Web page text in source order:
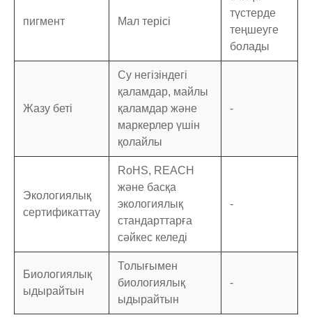
пигмент Мал терісі
түстерде
теңшеуге
болады
Жазу беті
Су негізіндегі
қаламдар, майлы
қаламдар және
маркерлер үшін
қолайлы
-
Экологиялық
сертификаттау
RoHS, REACH
және басқа
экологиялық
стандарттарға
сәйкес келеді
-
Биологиялық
ыдырайтын
Толығымен
биологиялық
ыдырайтын
-